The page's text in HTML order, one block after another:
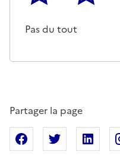
Pas du tout
Partager la page
Partager surPartager